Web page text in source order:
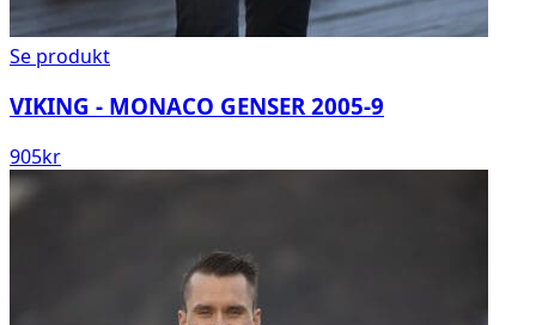
Se produkt
VIKING - MONACO GENSER 2005-9
905kr